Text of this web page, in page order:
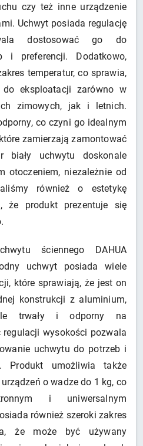
czy też inne urządzenie
Uchwyt posiada regulację
dostosować go do
i preferencji. Dodatkowo,
temperatur, co sprawia,
eksploatacji zarówno w
zimowych, jak i letnich.
co czyni go idealnym
zamierzają zamontować
biały uchwytu doskonale
otoczeniem, niezależnie od
również o estetykę
że produkt prezentuje się
ściennego DAHUA
uchwyt posiada wiele
które sprawiają, że jest on
konstrukcji z aluminium,
trwały i odporny na
wysokości pozwala
uchwytu do potrzeb i
Produkt umożliwia także
o wadze do 1 kg, co
i uniwersalnym
również szeroki zakres
że może być używany